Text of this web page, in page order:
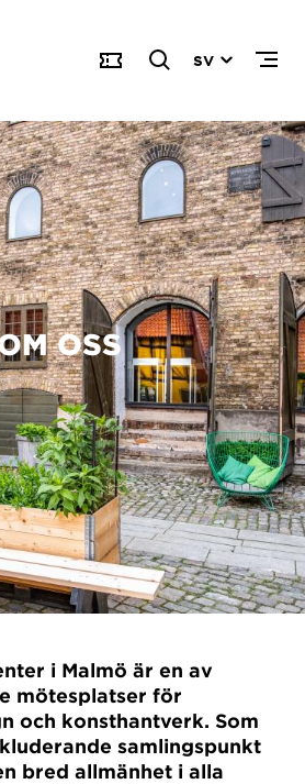
SV
OSS
i Malmö är en av
mötesplatser för
och konsthantverk. Som
samlingspunkt
bred allmänhet i alla